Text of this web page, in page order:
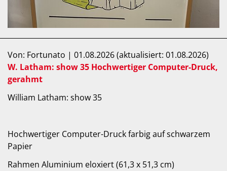
Von: Fortunato | 01.08.2026 (aktualisiert: 01.08.2026)
W. Latham: show 35 Hochwertiger Computer-Druck,
gerahmt
William Latham: show 35
Hochwertiger Computer-Druck farbig auf schwarzem
Papier
Rahmen Aluminium eloxiert (61,3 x 51,3 cm)